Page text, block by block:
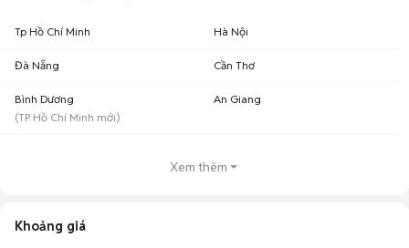
Tp Hồ Chí Minh Hà Nội
Đà Nẵng Cần Thơ
Bình Dương
(TP Hồ Chí Minh mới)
An Giang
Xem thêm
Khoảng giá